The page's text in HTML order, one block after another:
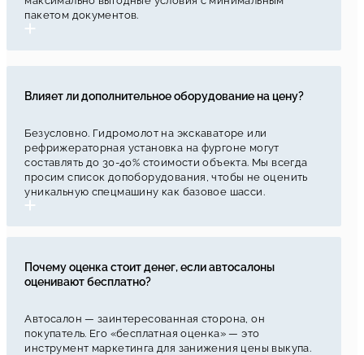
пакетом документов.
Влияет ли дополнительное оборудование на цену?
Безусловно. Гидромолот на экскаваторе или
рефрижераторная установка на фургоне могут
составлять до 30-40% стоимости объекта. Мы всегда
просим список допоборудования, чтобы не оценить
уникальную спецмашину как базовое шасси.
Почему оценка стоит денег, если автосалоны
оценивают бесплатно?
Автосалон — заинтересованная сторона, он
покупатель. Его «бесплатная оценка» — это
инструмент маркетинга для занижения цены выкупа.